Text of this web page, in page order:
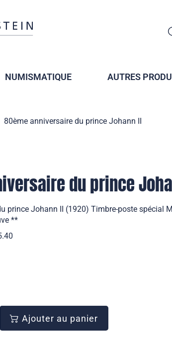
NUMISMATIQUE AUTRES
80ème anniversaire du prince Johann II
du prince
prince Johann II (1920) Timbre-poste spécial
**
Ajouter au panier